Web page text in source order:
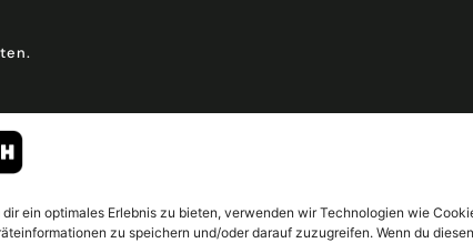
dir ein optimales Erlebnis zu bieten, verwenden wir Technologien wie
zu speichern und/oder darauf zuzugreifen. Wenn du diesen